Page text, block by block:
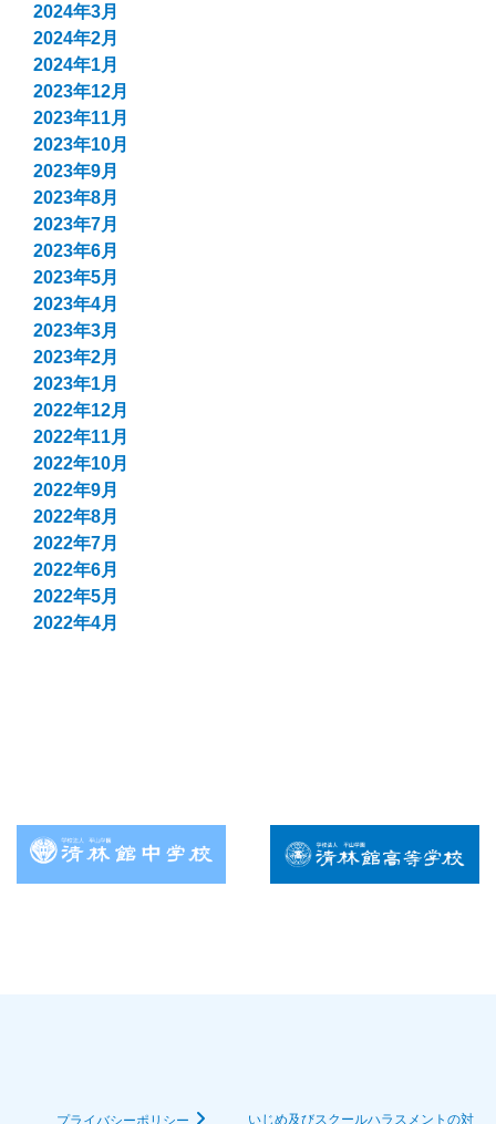
2024年3月
2024年2月
2024年1月
2023年12月
2023年11月
2023年10月
2023年9月
2023年8月
2023年7月
2023年6月
2023年5月
2023年4月
2023年3月
2023年2月
2023年1月
2022年12月
2022年11月
2022年10月
2022年9月
2022年8月
2022年7月
2022年6月
2022年5月
2022年4月
いじめ及びスクールハラスメントの対